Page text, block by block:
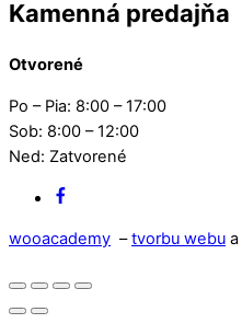
Kamenná predajňa
Otvorené
Po – Pia: 8:00 – 17:00
Sob: 8:00 – 12:00
Ned: Zatvorené
wooacademy –tvorbu webu a